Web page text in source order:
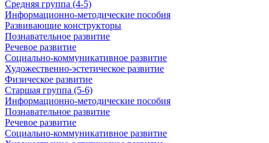
Средняя группа (4-5)
Информационно-методические пособия
Развивающие конструкторы
Познавательное развитие
Речевое развитие
Социально-коммуникативное развитие
Художественно-эстетическое развитие
Физическое развитие
Старшая группа (5-6)
Информационно-методические пособия
Познавательное развитие
Речевое развитие
Социально-коммуникативное развитие